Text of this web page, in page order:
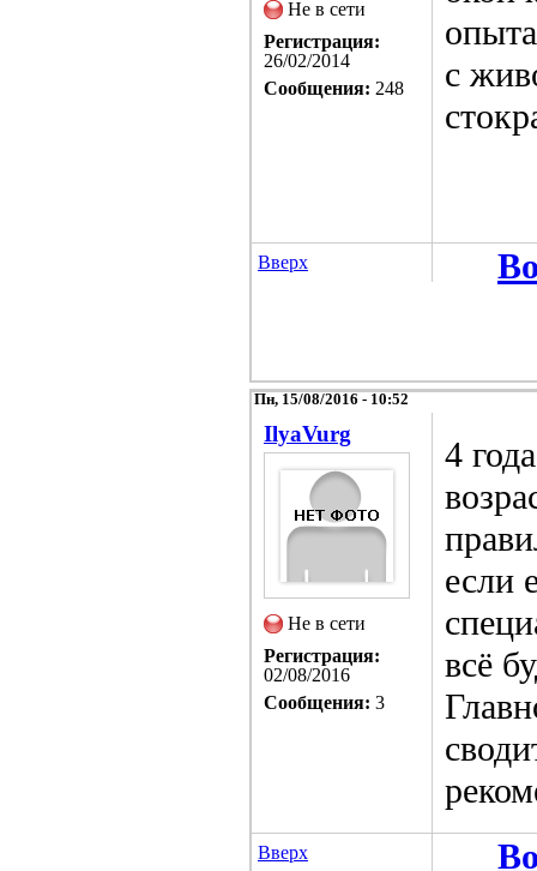
Не в сети
Регистрация:
26/02/2014
Сообщения: 248
с
Вверх
Пн, 15/08/2016 - 10:52
IlyaVurg
Не в сети
Регистрация:
02/08/2016
Сообщения: 3
4
если
всё
Вверх